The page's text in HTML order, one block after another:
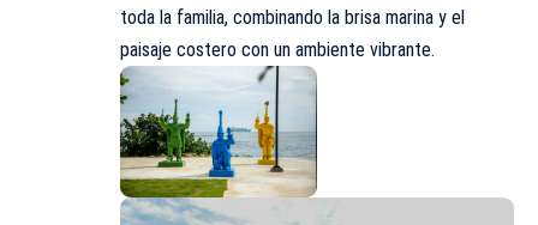
toda la familia, combinando la brisa marina y el
paisaje costero con un ambiente vibrante.